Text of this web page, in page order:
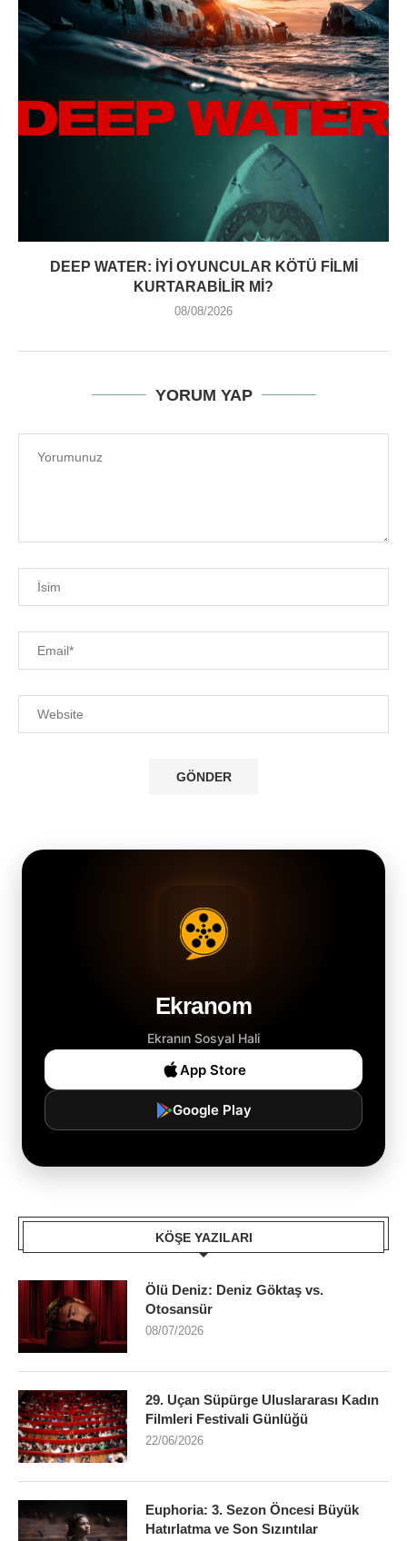
DEEP WATER: İYI OYUNCULAR KÖTÜ FILMI
KURTARABILIR MI?
08/08/2026
YORUM YAP
Ekranom
Ekranın Sosyal Hali
App Store
Google Play
KÖŞE YAZILARI
Ölü Deniz: Deniz Göktaş vs.
Otosansür
08/07/2026
29. Uçan Süpürge Uluslararası Kadın
Filmleri Festivali Günlüğü
22/06/2026
Euphoria: 3. Sezon Öncesi Büyük
Hatırlatma ve Son Sızıntılar